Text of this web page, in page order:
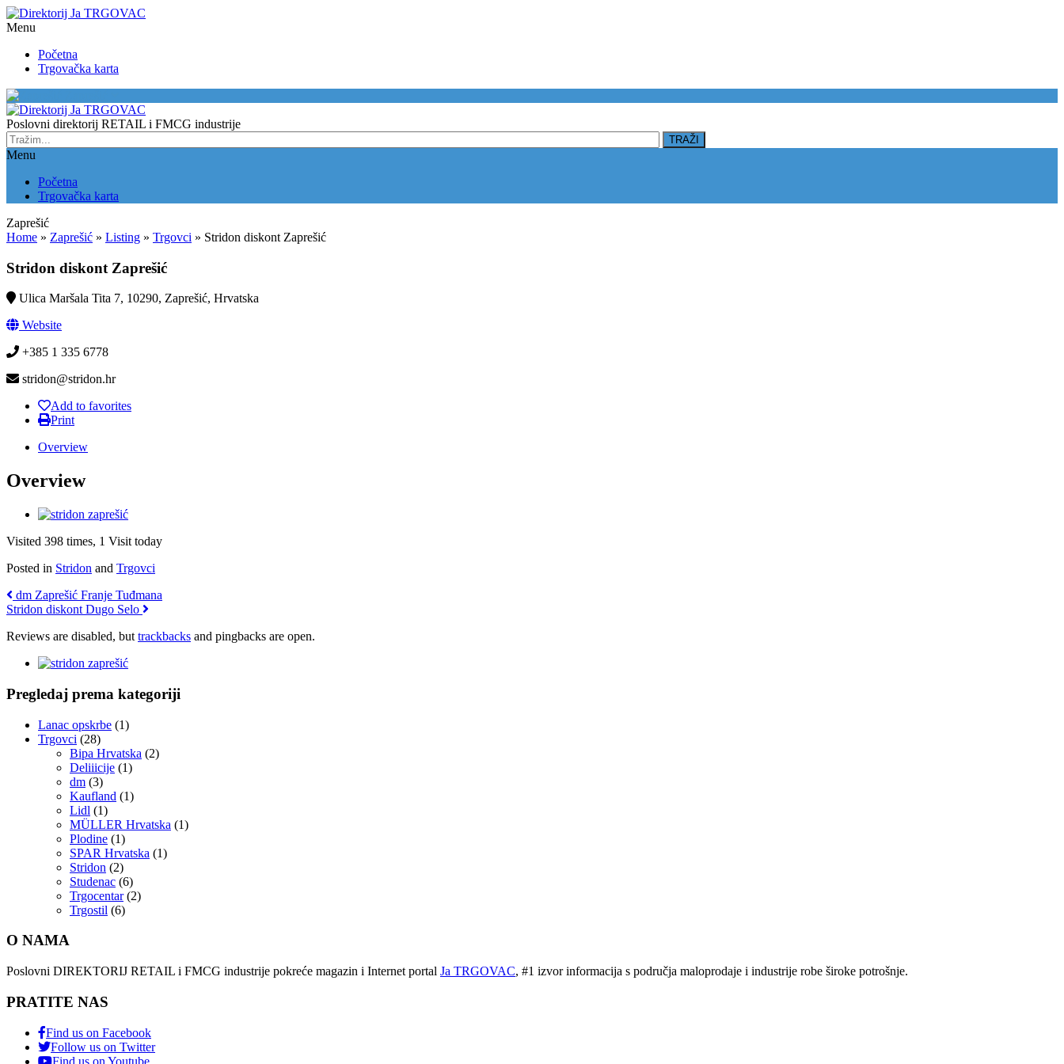
Menu
Početna
Trgovačka karta
Poslovni direktorij RETAIL i FMCG industrije
Menu
Početna
Trgovačka karta
Zaprešić
Home » Zaprešić » Listing » Trgovci » Stridon diskont Zaprešić
Stridon diskont Zaprešić
Ulica Maršala Tita 7, 10290, Zaprešić, Hrvatska
Website
+385 1 335 6778
stridon@stridon.hr
Add to favorites
Print
Overview
Overview
Visited 398 times, 1 Visit today
Posted in Stridon and Trgovci
dm Zaprešić Franje Tuđmana
Stridon diskont Dugo Selo
Reviews are disabled, but trackbacks and pingbacks are open.
Pregledaj prema kategoriji
Lanac opskrbe (1)
Trgovci (28)
Bipa Hrvatska (2)
Deliiicije (1)
dm (3)
Kaufland (1)
Lidl (1)
MÜLLER Hrvatska (1)
Plodine (1)
SPAR Hrvatska (1)
Stridon (2)
Studenac (6)
Trgocentar(2)
Trgostil (6)
O NAMA
Poslovni DIREKTORIJ RETAIL i FMCG industrije pokreće magazin i Internet portal Ja TRGOVAC, #1 izvor informacija s područja maloprodaje i industrije robe široke potrošnje.
PRATITE NAS
Find us on Facebook
Follow us on Twitter
Find us on Youtube